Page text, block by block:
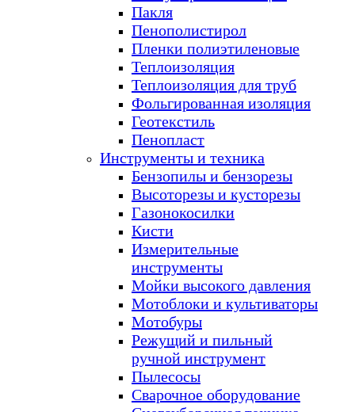
Пакля
Пенополистирол
Пленки полиэтиленовые
Теплоизоляция
Теплоизоляция для труб
Фольгированная изоляция
Геотекстиль
Пенопласт
Инструменты и техника
Бензопилы и бензорезы
Высоторезы и кусторезы
Газонокосилки
Кисти
Измерительные
инструменты
Мойки высокого давления
Мотоблоки и культиваторы
Мотобуры
Режущий и пильный
ручной инструмент
Пылесосы
Сварочное оборудование